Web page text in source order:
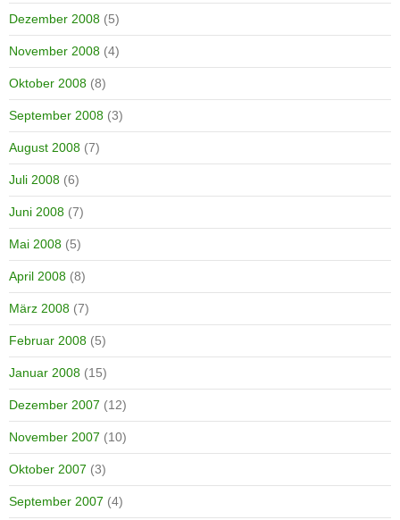
Dezember 2008 (5)
November 2008 (4)
Oktober 2008 (8)
September 2008 (3)
August 2008 (7)
Juli 2008 (6)
Juni 2008 (7)
Mai 2008 (5)
April 2008 (8)
März 2008 (7)
Februar 2008 (5)
Januar 2008 (15)
Dezember 2007 (12)
November 2007 (10)
Oktober 2007 (3)
September 2007 (4)